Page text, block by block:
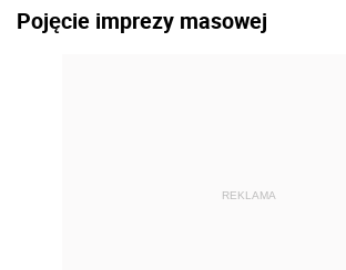
Pojęcie imprezy masowej
REKLAMA